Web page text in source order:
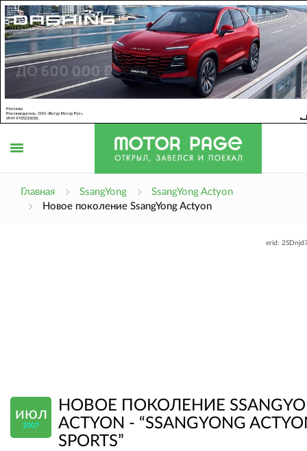
Главная SsangYong
SsangYong Actyon
Новое поколение SsangYong Actyon
erid:
июл
2007
НОВОЕ ПОКОЛЕНИЕ
ACTYON - “SSANGYONG
SPORTS”